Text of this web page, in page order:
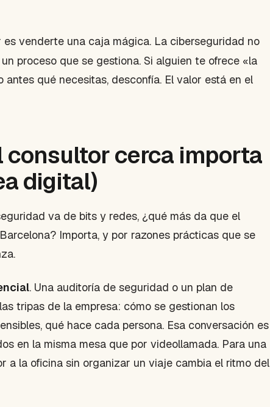
venderte una caja mágica. La ciberseguridad no
proceso que se gestiona. Si alguien te ofrece «la
qué necesitas, desconfía. El valor está en el
consultor cerca importa
digital)
va de bits y redes, ¿qué más da que el
Importa, y por razones prácticas que se
. Una auditoría de seguridad o un plan de
tripas de la empresa: cómo se gestionan los
qué hace cada persona. Esa conversación es
en la misma mesa que por videollamada. Para una
a la oficina sin organizar un viaje cambia el ritmo del